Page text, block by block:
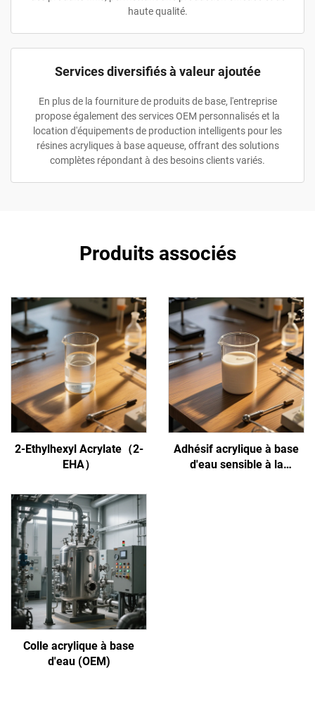
haute qualité.
Services diversifiés à valeur ajoutée
En plus de la fourniture de produits de base, l'entreprise
propose également des services OEM personnalisés et la
location d'équipements de production intelligents pour les
résines acryliques à base aqueuse, offrant des solutions
complètes répondant à des besoins clients variés.
Produits associés
2-Ethylhexyl Acrylate（2-
EHA）
Adhésif acrylique à base
d'eau sensible à la
Colle acrylique à base
d'eau (OEM)